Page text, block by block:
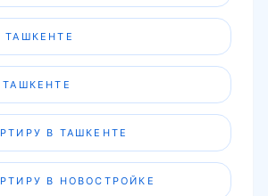
ТАШКЕНТЕ
В ТАШКЕНТЕ
В НОВОСТРОЙКЕ